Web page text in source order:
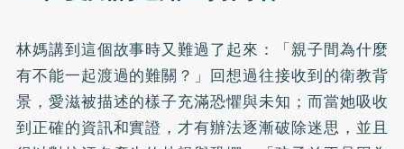
林媽講到這個故事時又難過了起來：「親子間為什麼
有不能一起渡過的難關？」回想過往接收到的衛教背
景，愛滋被描述的樣子充滿恐懼與未知；而當她吸收
到正確的資訊和實證，才有辦法逐漸破除迷思，並且